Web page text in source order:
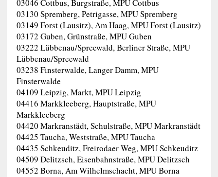
03046 Cottbus, Burgstraße, MPU Cottbus
03130 Spremberg, Petrigasse, MPU Spremberg
03149 Forst (Lausitz), Am Haag, MPU Forst (Lausitz)
03172 Guben, Grünstraße, MPU Guben
03222 Lübbenau/Spreewald, Berliner Straße, MPU
Lübbenau/Spreewald
03238 Finsterwalde, Langer Damm, MPU
Finsterwalde
04109 Leipzig, Markt, MPU Leipzig
04416 Markkleeberg, Hauptstraße, MPU
Markkleeberg
04420 Markranstädt, Schulstraße, MPU Markranstädt
04425 Taucha, Weststraße, MPU Taucha
04435 Schkeuditz, Freirodaer Weg, MPU Schkeuditz
04509 Delitzsch, Eisenbahnstraße, MPU Delitzsch
04552 Borna, Am Wilhelmschacht, MPU Borna